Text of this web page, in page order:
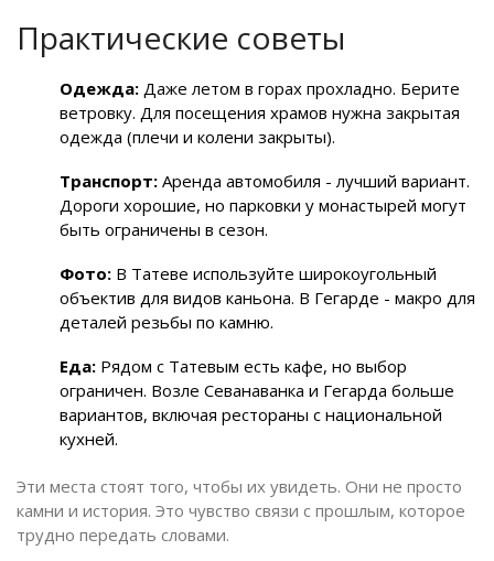
Практические советы
Одежда: Даже летом в горах прохладно. Берите
ветровку. Для посещения храмов нужна закрытая
одежда (плечи и колени закрыты).
Транспорт: Аренда автомобиля - лучший вариант.
Дороги хорошие, но парковки у монастырей могут
быть ограничены в сезон.
Фото: В Татеве используйте широкоугольный
объектив для видов каньона. В Гегарде - макро для
деталей резьбы по камню.
Еда: Рядом с Татевым есть кафе, но выбор
ограничен. Возле Севанаванка и Гегарда больше
вариантов, включая рестораны с национальной
кухней.
Эти места стоят того, чтобы их увидеть. Они не просто
камни и история. Это чувство связи с прошлым, которое
трудно передать словами.